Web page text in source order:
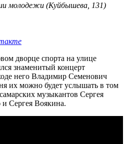
молодежи (Куйбышева, 131)
дворце спорта на улице
знаменитый концерт
него Владимир Семенович
их можно будет услышать в том
музыкантов Сергея
Сергея Воякина.